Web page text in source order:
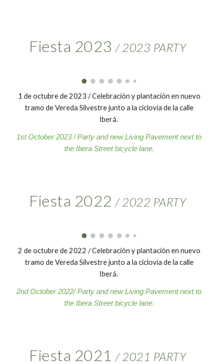
Fiesta 2023/ 2023 PARTY
1 de octubre de 2023 / Celebración y plantación en nuevo
tramo de Vereda Silvestre junto a la ciclovía de la calle
Iberá.
1stOctober 2023/ Party and new Living Pavement next to
the Ibera Street bicycle lane.
Fiesta 2022/ 2022 PARTY
2 de octubrede 2022 /Celebración y plantación en nuevo
tramo de Vereda Silvestrejunto a la ciclovía de la calle
Iberá.
2nd October2022/ Party and newLiving Pavement next to
the Ibera Street bicycle lane.
Fiesta 2021/ 2021 PARTY